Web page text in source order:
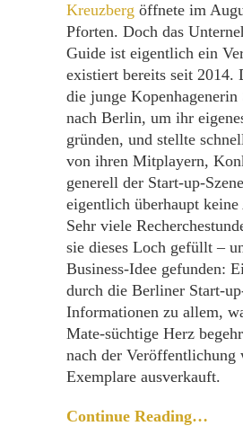
Kreuzberg öffnete im
Pforten. Doch das
Guide ist eigentlich ein
existiert bereits seit 2014.
die junge Kopenhagenerin
nach Berlin, um ihr
gründen, und stellte
von ihren Mitplayern,
generell der Start-up-
eigentlich überhaupt
Sehr viele
sie dieses Loch gefüllt –
Business-Idee gefunden:
durch die Berliner Start-
Informationen zu allem,
Mate-süchtige Herz
nach der Veröffentlichung
Exemplare ausverkauft.
Continue Reading…